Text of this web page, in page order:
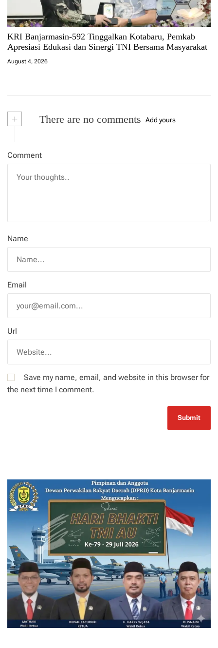
KRI Banjarmasin-592 Tinggalkan Kotabaru, Pemkab
Apresiasi Edukasi dan Sinergi TNI Bersama Masyarakat
August 4, 2026
+ There are no comments Add yours
Comment
Name
Email
Url
Save my name, email, and website in this browser for
the next time I comment.